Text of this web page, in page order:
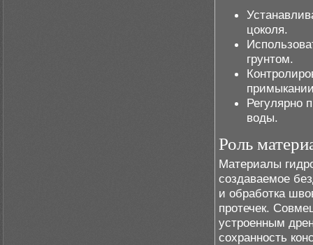
цоколя.
грунтом.
Регулярно
воды.
Роль
Материалы
создаваемое
и обработка
протечек.
устроенным
сохранность